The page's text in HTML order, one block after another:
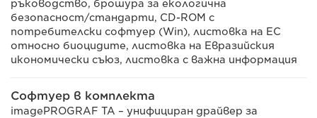
ръководство, брошура за екологична
безопасност/стандарти, CD-ROM с
потребителски софтуер (Win), листовка на ЕС
относно биоцидите, листовка на Евразийския
икономически съюз, листовка с важна информация
Софтуер в комплекта
imagePROGRAF TA – унифициран драйвер за